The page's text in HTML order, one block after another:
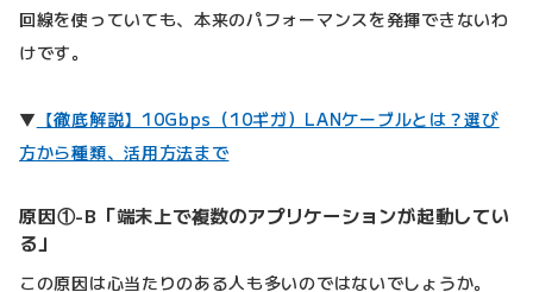
回線を使っていても、本来のパフォーマンスを発揮できないわ
けです。
▼ 【徹底解説】10Gbps（10ギガ）LANケーブルとは？選び
方から種類、活用方法まで
原因①-B「端末上で複数のアプリケーションが起動してい
る」
この原因は心当たりのある人も多いのではないでしょうか。